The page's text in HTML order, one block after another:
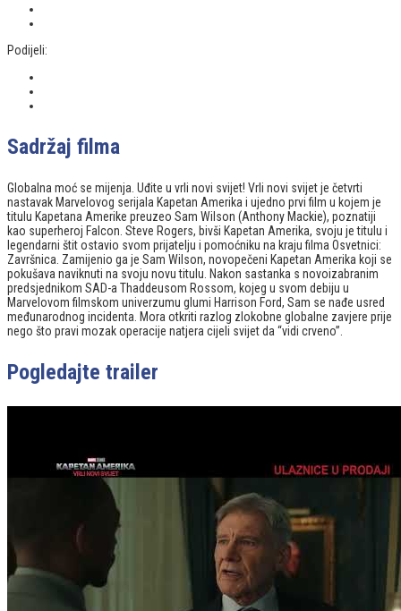
Podijeli:
Sadržaj filma
Globalna moć se mijenja. Uđite u vrli novi svijet! Vrli novi svijet je četvrti
nastavak Marvelovog serijala Kapetan Amerika i ujedno prvi film u kojem je
titulu Kapetana Amerike preuzeo Sam Wilson (Anthony Mackie), poznatiji
kao superheroj Falcon. Steve Rogers, bivši Kapetan Amerika, svoju je titulu i
legendarni štit ostavio svom prijatelju i pomoćniku na kraju filma Osvetnici:
Završnica. Zamijenio ga je Sam Wilson, novopečeni Kapetan Amerika koji se
pokušava naviknuti na svoju novu titulu. Nakon sastanka s novoizabranim
predsjednikom SAD-a Thaddeusom Rossom, kojeg u svom debiju u
Marvelovom filmskom univerzumu glumi Harrison Ford, Sam se nađe usred
međunarodnog incidenta. Mora otkriti razlog zlokobne globalne zavjere prije
nego što pravi mozak operacije natjera cijeli svijet da “vidi crveno”.
Pogledajte trailer